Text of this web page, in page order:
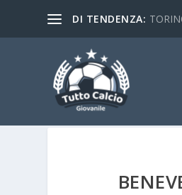
DI TENDENZA: